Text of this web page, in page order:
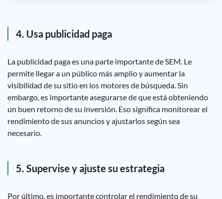
4. Usa publicidad paga
La publicidad paga es una parte importante de SEM. Le
permite llegar a un público más amplio y aumentar la
visibilidad de su sitio en los motores de búsqueda. Sin
embargo, es importante asegurarse de que está obteniendo
un buen retorno de su inversión. Eso significa monitorear el
rendimiento de sus anuncios y ajustarlos según sea
necesario.
5. Supervise y ajuste su estrategia
Por último, es importante controlar el rendimiento de su